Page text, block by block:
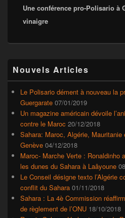
suivant :
Une conférence pro-Polisario à
vinaigre
principale
de
widget
barre
latérale
Nouvels Articles
Le Polisario dément à nouveau la
Guergarate 07/01/2019
Un magazine américain dévoile
contre le Maroc 20/12/2018
Sahara: Maroc, Algérie,
Genève 04/12/2018
Maroc- Marche Verte : Ronaldinho
les dunes du Sahara à Laâyoune
Le Conseil désigne texto l’Algérie
conflit du Sahara 01/11/2018
Sahara : La 4è Commission
de règlement de l’ONU 18/10/2018